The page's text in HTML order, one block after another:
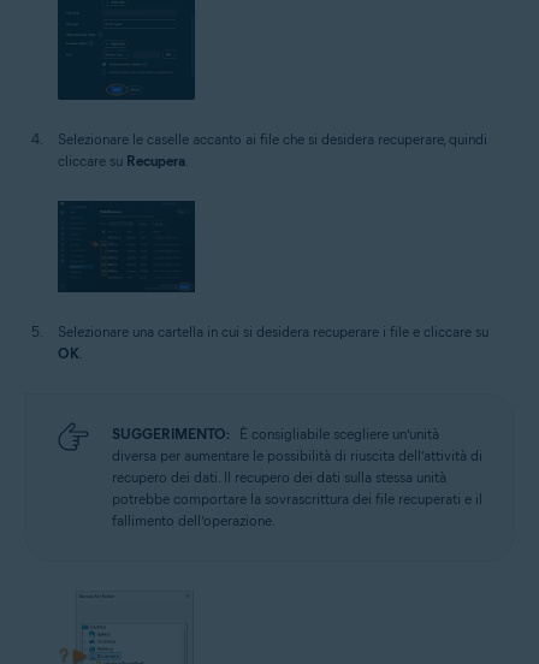
Selezionare le caselle accanto ai file che si desidera recuperare, quindi
cliccare su Recupera
Selezionare una cartella in cui si desidera recuperare i file e cliccare su
OK.
SUGGERIMENTO:
È consigliabile scegliere un’unità
diversa per aumentare le possibilità di riuscita dell’attività di
recupero dei dati. Il recupero dei dati sulla stessa unità
potrebbe comportare la sovrascrittura dei file recuperati e il
fallimento dell’operazione.